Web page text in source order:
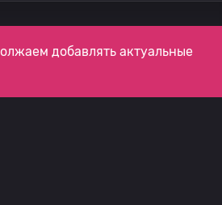
добавлять актуальные